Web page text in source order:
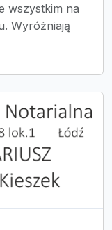
wszystkim na
Wyróżniają